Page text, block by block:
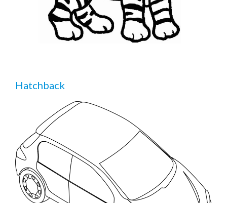
Hatchback